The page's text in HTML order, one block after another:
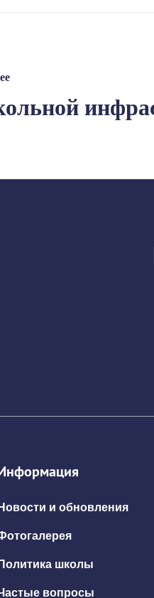
Информация
Новости и обновления
Политика школы
вопросы